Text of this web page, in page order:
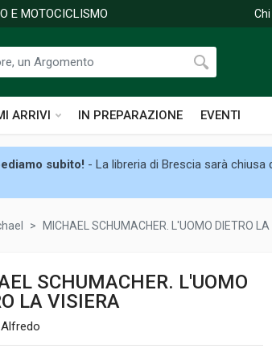
E MOTOCICLISMO
ARRIVI IN PREPARAZIONE EVENTI
subito! - La libreria di Brescia sarà
MICHAEL SCHUMACHER. L'UOMO DIETRO
SCHUMACHER. L'UOMO
LA VISIERA